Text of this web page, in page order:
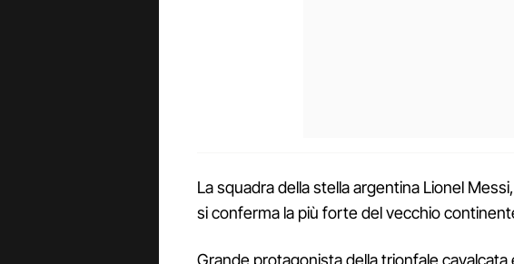
La squadra della stella argentina Lionel
si conferma la più forte del vecchio
Grande protagonista della trionfale cavalcata